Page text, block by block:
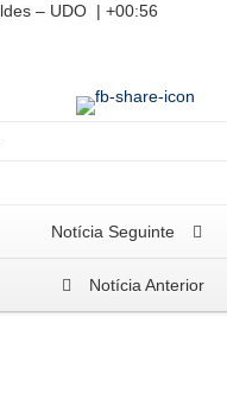
– UDO | +00:56
Notícia Seguinte
Notícia Anterior